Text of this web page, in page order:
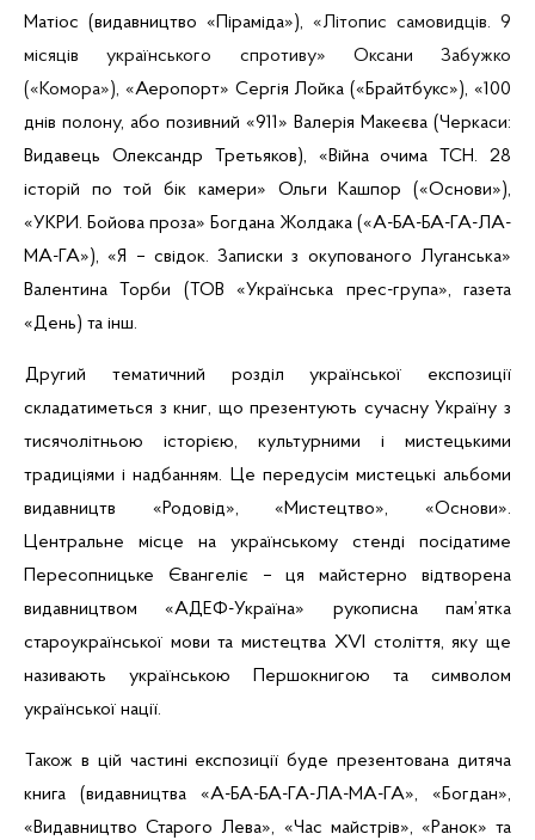
Матіос (видавництво «Піраміда»), «Літопис самовидців. 9
місяців українського спротиву» Оксани Забужко
(«Комора»), «Аеропорт» Сергія Лойка («Брайтбукс»), «100
днів полону, або позивний «911» Валерія Макеєва (Черкаси:
Видавець Олександр Третьяков), «Війна очима ТСН. 28
історій по той бік камери» Ольги
Кашпор («Основи»),
«УКРИ. Бойова проза» Богдана Жолдака («А-БА-БА-ГА-ЛА-
МА-ГА»), «Я – свідок. Записки з окупованого Луганська»
Валентина Торби (ТОВ «Українська прес-група», газета
«День) та інш.
Другий тематичний розділ української експозиції
складатиметься з книг, що презентують сучасну Україну з
тисячолітньою історією, культурними і мистецькими
традиціями і надбанням. Це передусім мистецькі альбоми
видавництв «Родовід», «Мистецтво», «Основи».
Центральне місце на українському стенді посідатиме
Пересопницьке Євангеліє – ця майстерно відтворена
видавництвом «АДЕФ-Україна» рукописна пам’ятка
староукраїнської мови та мистецтва XVI століття, яку ще
називають українською
Першокнигою та символом
української нації.
Також в цій частині експозиції буде презентована дитяча
книга (видавництва «А-БА-БА-ГА-ЛА-МА-ГА», «Богдан»,
«Видавництво Старого Лева», «Час майстрів», «Ранок» та